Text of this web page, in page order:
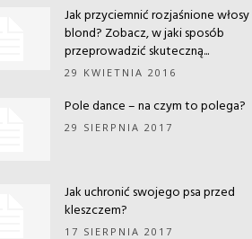
Jak przyciemnić rozjaśnione włosy
blond? Zobacz, w jaki sposób
przeprowadzić skuteczną...
29 KWIETNIA 2016
Pole dance – na czym to polega?
29 SIERPNIA 2017
Jak uchronić swojego psa przed
kleszczem?
17 SIERPNIA 2017